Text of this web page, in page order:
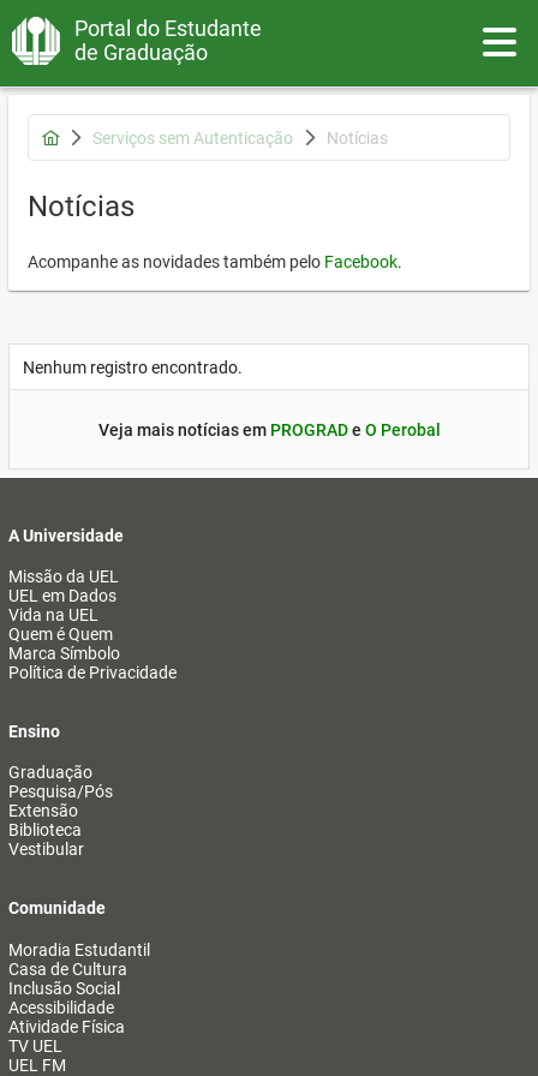
Portal do Estudante
de Graduação
Serviços sem Autenticação Notícias
Notícias
Acompanhe as novidades também pelo Facebook.
Nenhum registro encontrado.
Veja mais notícias em PROGRADe O Perobal
A Universidade
Missão da UEL
UEL em Dados
Vida na UEL
Quem é Quem
Marca Símbolo
Política de Privacidade
Ensino
Graduação
Pesquisa/Pós
Extensão
Biblioteca
Vestibular
Comunidade
Moradia Estudantil
Casa de Cultura
Inclusão Social
Acessibilidade
Atividade Física
TV UEL
UEL FM